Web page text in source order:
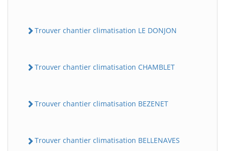
Trouver chantier climatisation LE DONJON
Trouver chantier climatisation CHAMBLET
Trouver chantier climatisation BEZENET
Trouver chantier climatisation BELLENAVES